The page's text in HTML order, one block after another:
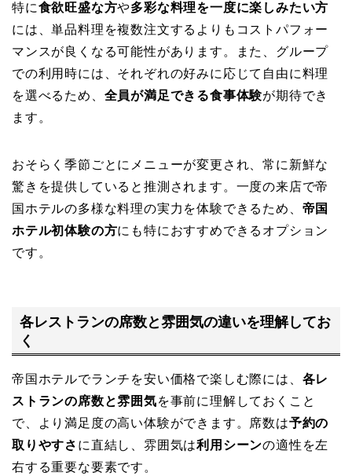
特に食欲旺盛な方や多彩な料理を一度に楽しみたい方
には、単品料理を複数注文するよりもコストパフォー
マンスが良くなる可能性があります。また、グループ
での利用時には、それぞれの好みに応じて自由に料理
を選べるため、 全員が満足できる食事体験が期待でき
ます。
おそらく季節ごとにメニューが変更され、常に新鮮な
驚きを提供していると推測されます。一度の来店で帝
国ホテルの多様な料理の実力を体験できるため、 帝国
ホテル初体験の方にも特におすすめできるオプション
です。
各レストランの席数と雰囲気の違いを理解してお
く
帝国ホテルでランチを安い価格で楽しむ際には、 各レ
ストランの席数と雰囲気を事前に理解しておくこと
で、より満足度の高い体験ができます。席数は予約の
取りやすさ に直結し、雰囲気は利用シーンの適性を左
右する重要な要素です。